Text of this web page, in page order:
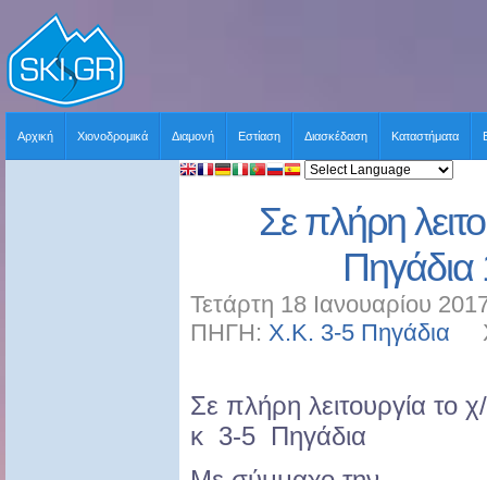
Αρχική Χιονοδρομικά Διαμονή Εστίαση Διασκέδαση Καταστήματα
Σε πλήρη
Τετάρτη 18 Ιανουαρίου
ΠΗΓΗ: Χ.Κ. 3-5 Πηγάδια
Σε πλήρη λειτουργία το χ/
κ 3-5 Πηγάδια